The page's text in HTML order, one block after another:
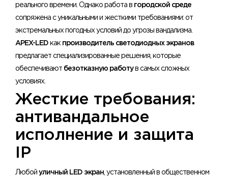
реального времени. Однако работа в городской среде
сопряжена с уникальными и жесткими требованиями: от
экстремальных погодных условий до угрозы вандализма.
APEX-LED как производитель светодиодных экранов
предлагает специализированные решения, которые
обеспечивают безотказную работув самых сложных
условиях.
Жесткие требования:
антивандальное
исполнение и защита
IP
Любой уличный LED экран , установленный в общественном